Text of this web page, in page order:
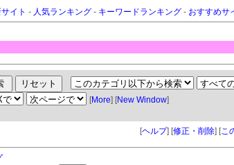
イト - 人気ランキング- キーワードランキング- おすすめサ
[More] [New Window]
[ヘルプ] [修正・削除] [こ